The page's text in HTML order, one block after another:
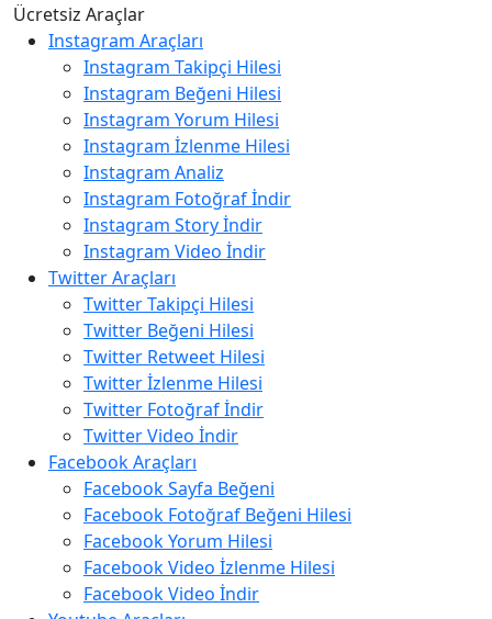
Ücretsiz Araçlar
Instagram Araçları
Instagram Takipçi Hilesi
Instagram Beğeni Hilesi
Instagram Yorum Hilesi
Instagram İzlenme Hilesi
Instagram Analiz
Instagram Fotoğraf İndir
Instagram Story İndir
Instagram Video İndir
Twitter Araçları
Twitter Takipçi Hilesi
Twitter Beğeni Hilesi
Twitter Retweet Hilesi
Twitter İzlenme Hilesi
Twitter Fotoğraf İndir
Twitter Video İndir
Facebook Araçları
Facebook Sayfa Beğeni
Facebook Fotoğraf Beğeni Hilesi
Facebook Yorum Hilesi
Facebook Video İzlenme Hilesi
Facebook Video İndir